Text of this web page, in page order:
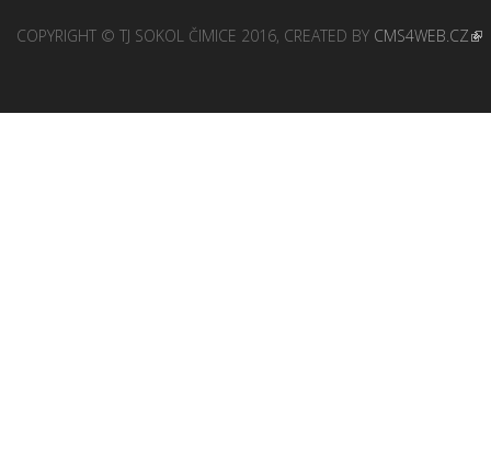
COPYRIGHT © TJ SOKOL ČIMICE 2016, CREATED BY CMS4WEB.CZ